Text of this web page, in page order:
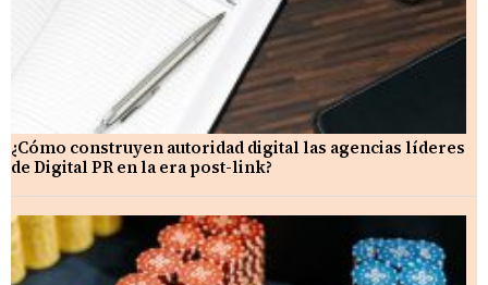
¿Cómo construyen autoridad digital las agencias líderes
de Digital PR en la era post-link?